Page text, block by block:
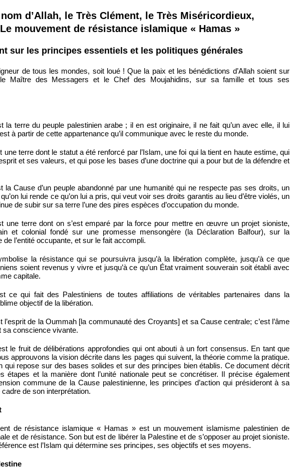
d’Allah, le Très Clément, le Très Miséricordieux,
Le mouvement de résistance islamique « Hamas »
sur les principes essentiels et les politiques générales
de tous les mondes, soit loué ! Que la paix et les bénédictions d’Allah soient sur
le Maître des Messagers et le Chef des Moujahidins, sur sa famille et tous ses
la terre du peuple palestinien arabe ; il en est originaire, il ne fait qu’un avec elle, il lui
à partir de cette appartenance qu’il communique avec le reste du monde.
une terre dont le statut a été renforcé par l’Islam, une foi qui la tient en haute estime, qui
et ses valeurs, et qui pose les bases d’une doctrine qui a pour but de la défendre et
la Cause d’un peuple abandonné par une humanité qui ne respecte pas ses droits, un
lui rende ce qu’on lui a pris, qui veut voir ses droits garantis au lieu d’être violés, un
de subir sur sa terre l’une des pires espèces d’occupation du monde.
une terre dont on s’est emparé par la force pour mettre en œuvre un projet sioniste,
et colonial fondé sur une promesse mensongère (la Déclaration Balfour), sur la
de l’entité occupante, et sur le fait accompli.
la résistance qui se poursuivra jusqu’à la libération complète, jusqu’à ce que
soient revenus y vivre et jusqu’à ce qu’un État vraiment souverain soit établi avec
capitale.
ce qui fait des Palestiniens de toutes affiliations de véritables partenaires dans la
objectif de la libération.
l’esprit de la Oummah [la communauté des Croyants] et sa Cause centrale; c’est l’âme
sa conscience vivante.
le fruit de délibérations approfondies qui ont abouti à un fort consensus. En tant que
approuvons la vision décrite dans les pages qui suivent, la théorie comme la pratique.
qui repose sur des bases solides et sur des principes bien établis. Ce document décrit
étapes et la manière dont l’unité nationale peut se concrétiser. Il précise également
commune de la Cause palestinienne, les principes d’action qui présideront à sa
de son interprétation.
de résistance islamique « Hamas » est un mouvement islamisme palestinien de
et de résistance. Son but est de libérer la Palestine et de s’opposer au projet sioniste.
est l’Islam qui détermine ses principes, ses objectifs et ses moyens.